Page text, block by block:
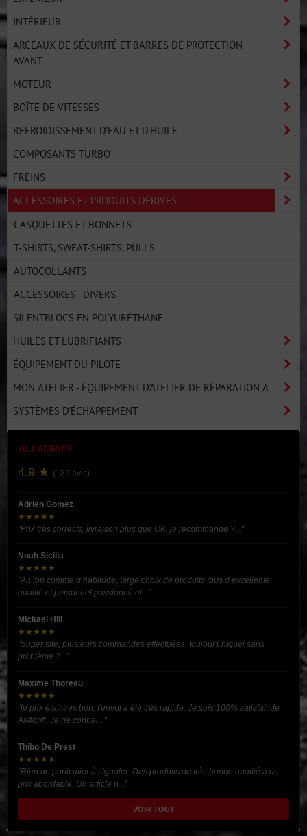
INTÉRIEUR
ARCEAUX DE SÉCURITÉ ET BARRES DE PROTECTION
AVANT
MOTEUR
BOÎTE DE VITESSES
REFROIDISSEMENT D'EAU ET D'HUILE
COMPOSANTS TURBO
FREINS
ACCESSOIRES ET PRODUITS DÉRIVÉS
CASQUETTES ET BONNETS
T-SHIRTS, SWEAT-SHIRTS, PULLS
AUTOCOLLANTS
ACCESSOIRES - DIVERS
SILENTBLOCS EN POLYURÉTHANE
HUILES ET LUBRIFIANTS
ÉQUIPEMENT DU PILOTE
MON ATELIER - ÉQUIPEMENT D'ATELIER DE RÉPARATION A
SYSTÈMES D'ÉCHAPPEMENT
ALL4DRIFT
4.9 ★ (182 avis)
Adrien Gomez
★★★★★
"Prix très corrects, livraison plus que OK, je recommande ?..."
Noah Sicilia
★★★★★
"Au top comme d habitude, large choix de produits tous d excellente
qualité et personnel passionné et..."
Mickael Hill
★★★★★
"Super site, plusieurs commandes effectuées, toujours niquel sans
problème ?..."
Maxime Thoreau
★★★★★
"le prix était très bon, l'envoi a été très rapide. Je suis 100% satisfait de
All4drift. Je ne connai..."
Thibo De Prest
★★★★★
"Rien de particulier à signaler. Des produits de très bonne qualité à un
prix abordable. Un article n..."
VOIR TOUT